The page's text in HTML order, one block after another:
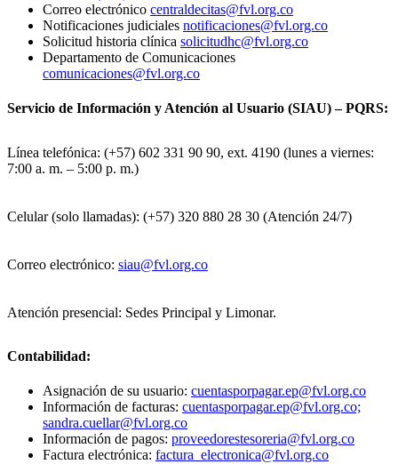
Correo electrónico centraldecitas@fvl.org.co
Notificaciones judiciales notificaciones@fvl.org.co
Solicitud historia clínica solicitudhc@fvl.org.co
Departamento de Comunicaciones
comunicaciones@fvl.org.co
Servicio de Información y Atención al Usuario (SIAU) – PQRS:
Línea telefónica: (+57) 602 331 90 90, ext. 4190 (lunes a viernes:
7:00 a. m. – 5:00 p. m.)
Celular (solo llamadas): (+57) 320 880 28 30 (Atención 24/7)
Correo electrónico: siau@fvl.org.co
Atención presencial: Sedes Principal y Limonar.
Contabilidad:
Asignación de su usuario: cuentasporpagar.ep@fvl.org.co
Información de facturas: cuentasporpagar.ep@fvl.org.co;
sandra.cuellar@fvl.org.co
Información de pagos: proveedorestesoreria@fvl.org.co
Factura electrónica: factura_electronica@fvl.org.co